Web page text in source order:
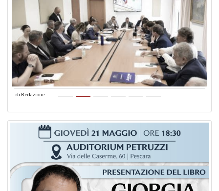
di Redazione